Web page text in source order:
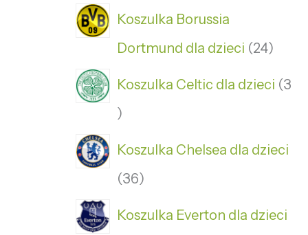
Koszulka Borussia
Dortmund dla dzieci 24
Koszulka Celtic dla dzieci 3
Koszulka Chelsea dla dzieci
36
Koszulka Everton dla dzieci